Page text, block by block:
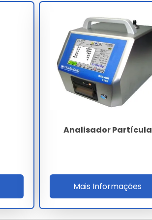
Analisador Partícula
Mais Informações